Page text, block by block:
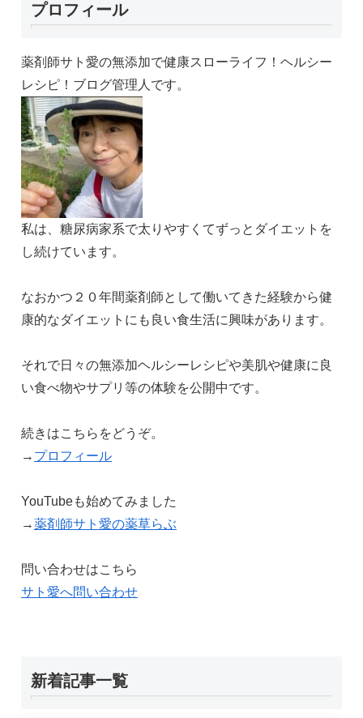
プロフィール
薬剤師サト愛の無添加で健康スローライフ！ヘルシー
レシピ！ブログ管理人です。
私は、糖尿病家系で太りやすくてずっとダイエットを
し続けています。
なおかつ２０年間薬剤師として働いてきた経験から健
康的なダイエットにも良い食生活に興味があります。
それで日々の無添加ヘルシーレシピや美肌や健康に良
い食べ物やサプリ等の体験を公開中です。
続きはこちらをどうぞ。
→ プロフィール
YouTubeも始めてみました
→薬剤師サト愛の薬草らぶ
問い合わせはこちら
サト愛へ問い合わせ
新着記事一覧